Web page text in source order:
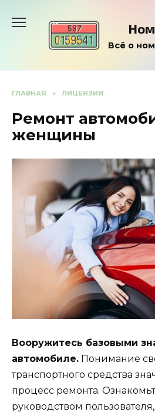
содержанию
Всё о
ГЛАВНАЯ » ЛИЦЕНЗИИ
Ремонт
женщины
Вооружитесь базовыми
автомобиле. Понимание
транспортного средства
процесс ремонта.
руководством